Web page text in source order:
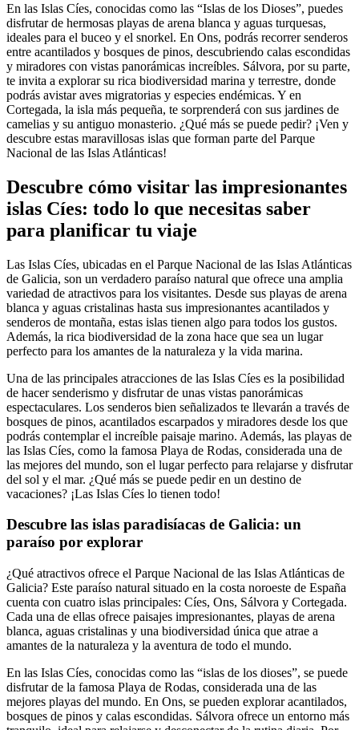
En las Islas Cíes, conocidas como las “Islas de los Dioses”, puedes
disfrutar de hermosas playas de arena blanca y aguas turquesas,
ideales para el buceo y el snorkel. En Ons, podrás recorrer senderos
entre acantilados y bosques de pinos, descubriendo calas escondidas
y miradores con vistas panorámicas increíbles. Sálvora, por su parte,
te invita a explorar su rica biodiversidad marina y terrestre, donde
podrás avistar aves migratorias y especies endémicas. Y en
Cortegada, la isla más pequeña, te sorprenderá con sus jardines de
camelias y su antiguo monasterio. ¿Qué más se puede pedir? ¡Ven y
descubre estas maravillosas islas que forman parte del Parque
Nacional de las Islas Atlánticas!
Descubre cómo visitar las impresionantes
islas Cíes: todo lo que necesitas saber
para planificar tu viaje
Las Islas Cíes, ubicadas en el Parque Nacional de las Islas Atlánticas
de Galicia, son un verdadero paraíso natural que ofrece una amplia
variedad de atractivos para los visitantes. Desde sus playas de arena
blanca y aguas cristalinas hasta sus impresionantes acantilados y
senderos de montaña, estas islas tienen algo para todos los gustos.
Además, la rica biodiversidad de la zona hace que sea un lugar
perfecto para los amantes de la naturaleza y la vida marina.
Una de las principales atracciones de las Islas Cíes es la posibilidad
de hacer senderismo y disfrutar de unas vistas panorámicas
espectaculares. Los senderos bien señalizados te llevarán a través de
bosques de pinos, acantilados escarpados y miradores desde los que
podrás contemplar el increíble paisaje marino. Además, las playas de
las Islas Cíes, como la famosa Playa de Rodas, considerada una de
las mejores del mundo, son el lugar perfecto para relajarse y disfrutar
del sol y el mar. ¿Qué más se puede pedir en un destino de
vacaciones? ¡Las Islas Cíes lo tienen todo!
Descubre las islas paradisíacas de Galicia: un
paraíso por explorar
¿Qué atractivos ofrece el Parque Nacional de las Islas Atlánticas de
Galicia? Este paraíso natural situado en la costa noroeste de España
cuenta con cuatro islas principales: Cíes, Ons, Sálvora y Cortegada.
Cada una de ellas ofrece paisajes impresionantes, playas de arena
blanca, aguas cristalinas y una biodiversidad única que atrae a
amantes de la naturaleza y la aventura de todo el mundo.
En las Islas Cíes, conocidas como las “islas de los dioses”, se puede
disfrutar de la famosa Playa de Rodas, considerada una de las
mejores playas del mundo. En Ons, se pueden explorar acantilados,
bosques de pinos y calas escondidas. Sálvora ofrece un entorno más